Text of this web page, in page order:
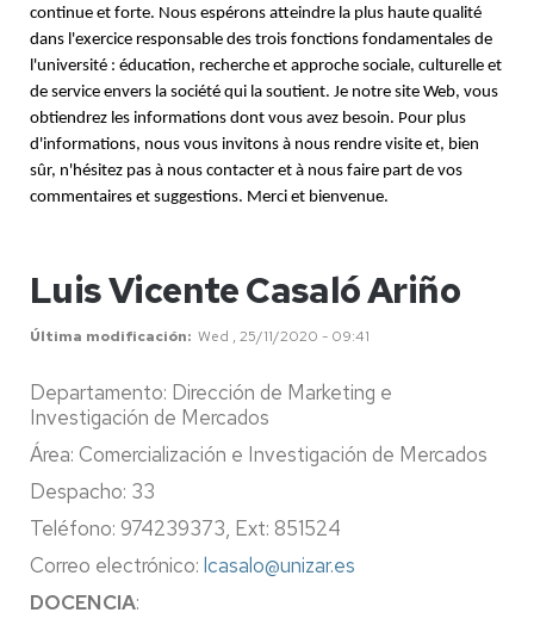
continue et forte. Nous espérons atteindre la plus haute qualité
dans l'exercice responsable des trois fonctions fondamentales de
l'université : éducation, recherche et approche sociale, culturelle et
de service envers la société qui la soutient. Je notre site Web, vous
obtiendrez les informations dont vous avez besoin. Pour plus
d'informations, nous vous invitons à nous rendre visite et, bien
sûr, n'hésitez pas à nous contacter et à nous faire part de vos
commentaires et suggestions. Merci et bienvenue.
Luis Vicente Casaló Ariño
Última modificación Wed , 25/11/2020 - 09:41
Departamento: Dirección de Marketing e
Investigación de Mercados
Área: Comercialización e Investigación de Mercados
Despacho: 33
Teléfono: 974239373, Ext: 851524
Correo electrónico: lcasalo@unizar.es
DOCENCIA: